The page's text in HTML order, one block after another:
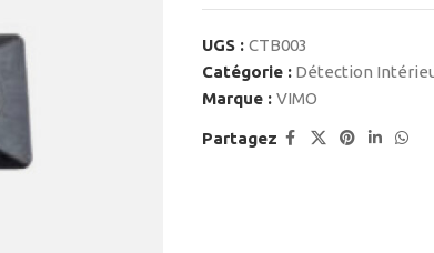
UGS : CTB003
Catégorie : Détection
Marque : VIMO
Partagez